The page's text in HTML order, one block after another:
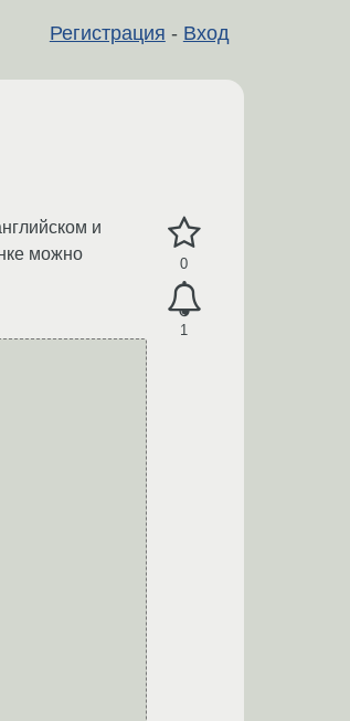
Регистрация - Вход
0
1
и
можно